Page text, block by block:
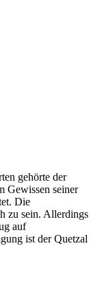
gehörte der
Gewissen seiner
Die
zu sein. Allerdings
auf
ist der Quetzal